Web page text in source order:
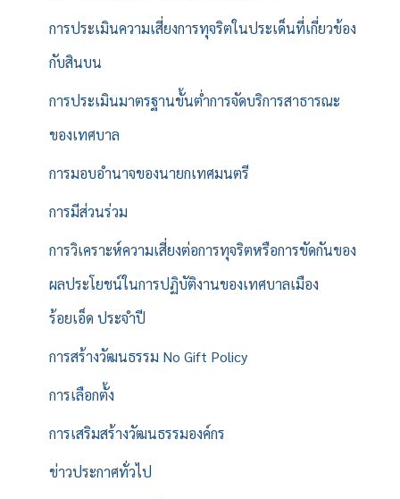
การประเมินความเสี่ยงการทุจริตในประเด็นที่เกี่ยวข้อง
กับสินบน
การประเมินมาตรฐานขั้นต่ำการจัดบริการสาธารณะ
ของเทศบาล
การมอบอำนาจของนายกเทศมนตรี
การมีส่วนร่วม
การวิเคราะห์ความเสี่ยงต่อการทุจริตหรือการขัดกันของ
ผลประโยชน์ในการปฏิบัติงานของเทศบาลเมือง
ร้อยเอ็ด ประจำปี
การสร้างวัฒนธรรม No Gift Policy
การเลือกตั้ง
การเสริมสร้างวัฒนธรรมองค์กร
ข่าวประกาศทั่วไป